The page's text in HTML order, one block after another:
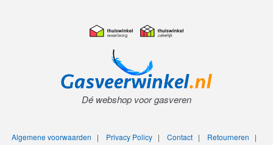
Dé webshop voor gasveren
Algemene voorwaarden | Privacy Policy| Contact| Retourneren |